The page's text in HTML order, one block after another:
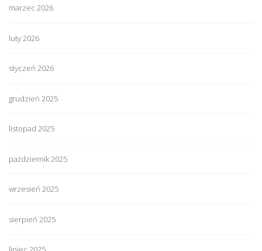
marzec 2026
luty 2026
styczeń 2026
grudzień 2025
listopad 2025
październik 2025
wrzesień 2025
sierpień 2025